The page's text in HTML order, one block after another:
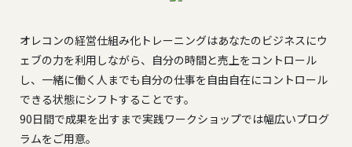
オレコンの経営仕組み化トレーニングはあなたのビジネスにウ
ェブの力を利用しながら、自分の時間と売上をコントロール
し、一緒に働く人までも自分の仕事を自由自在にコントロール
できる状態にシフトすることです。
90日間で成果を出すまで実践ワークショップでは幅広いプログ
ラムをご用意。